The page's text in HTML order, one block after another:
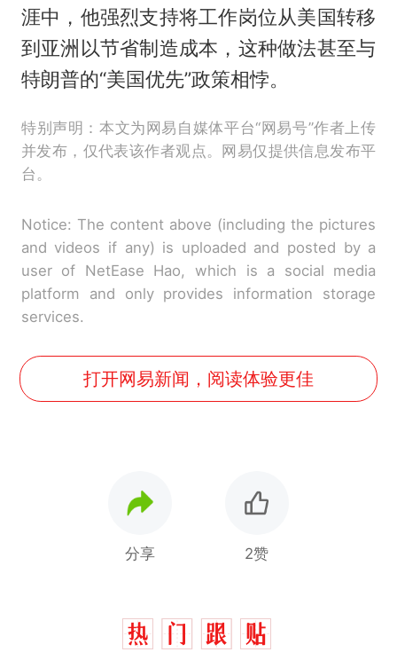
涯中，他强烈支持将工作岗位从美国转移
到亚洲以节省制造成本，这种做法甚至与
特朗普的“美国优先”政策相悖。
特别声明：本文为网易自媒体平台“网易号”作者上传
并发布，仅代表该作者观点。网易仅提供信息发布平
台。
Notice: The content above (including the pictures
and videos if any) is uploaded and posted by a
user of NetEase Hao, which is a social media
platform and only provides information storage
services.
打开网易新闻，阅读体验更佳
分享 2赞
热
十多万人报名的考试，成绩